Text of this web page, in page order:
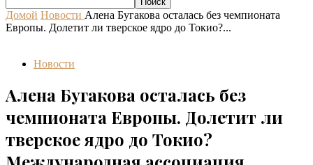
Домой Новости Алена Бугакова осталась без чемпионата
Европы. Долетит ли тверское ядро до Токио?...
Новости
Алена Бугакова осталась без
чемпионата Европы. Долетит ли
тверское ядро до Токио?